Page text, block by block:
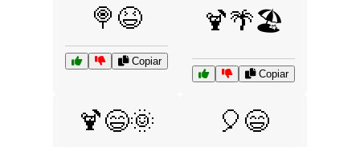
🍭😆
Copiar
🍹🌴🏖️
Copiar
🍹😄🌞 🎈😄